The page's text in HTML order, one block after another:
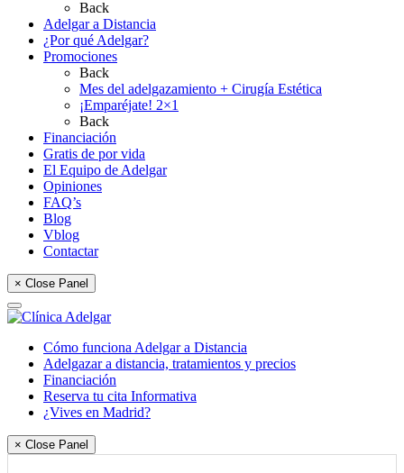
Back
Adelgar a Distancia
¿Por qué Adelgar?
Promociones
Back
Mes del adelgazamiento + Cirugía Estética
¡Emparéjate! 2×1
Back
Financiación
Gratis de por vida
El Equipo de Adelgar
Opiniones
FAQ’s
Blog
Vblog
Contactar
× Close Panel
Cómo funciona Adelgar a Distancia
Adelgazar a distancia, tratamientos y precios
Financiación
Reserva tu cita Informativa
¿Vives en Madrid?
× Close Panel